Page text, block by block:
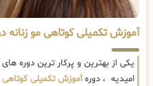
آموزش تکمیلی کوتاهی مو زنانه
یکی از بهترین و پرکار ترین دوره
امیدیه ، دورهآموزش تکمیلی کوتاهی